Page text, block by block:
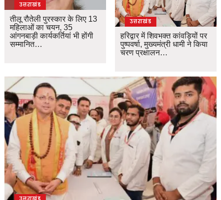
उत्तराखंड
तीलू रौतेली पुरस्कार के लिए 13
महिलाओं का चयन, 35
आंगनबाड़ी कार्यकर्तियां भी होंगी
सम्मानित…
उत्तराखंड
हरिद्वार में शिवभक्त कांवड़ियों पर
पुष्पवर्षा, मुख्यमंत्री धामी ने किया
चरण प्रक्षालन…